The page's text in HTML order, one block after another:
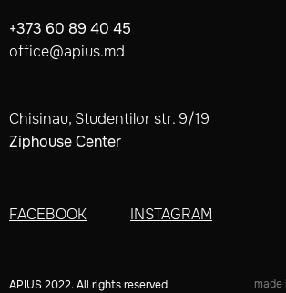
+373 60 89 40 45
office@apius.md
Chisinau, Studentilor str. 9/19
Ziphouse Center
FACEBOOK INSTAGRAM
APIUS 2022. All rights reserved made